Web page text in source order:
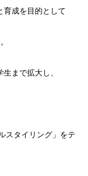
育成を目的として
まで拡大し、
スタイリング」をテ